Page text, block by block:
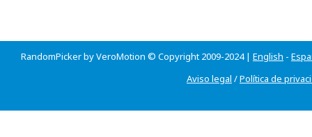
RandomPicker by VeroMotion © Copyright 2009-2024 | English -
Aviso legal /Política de